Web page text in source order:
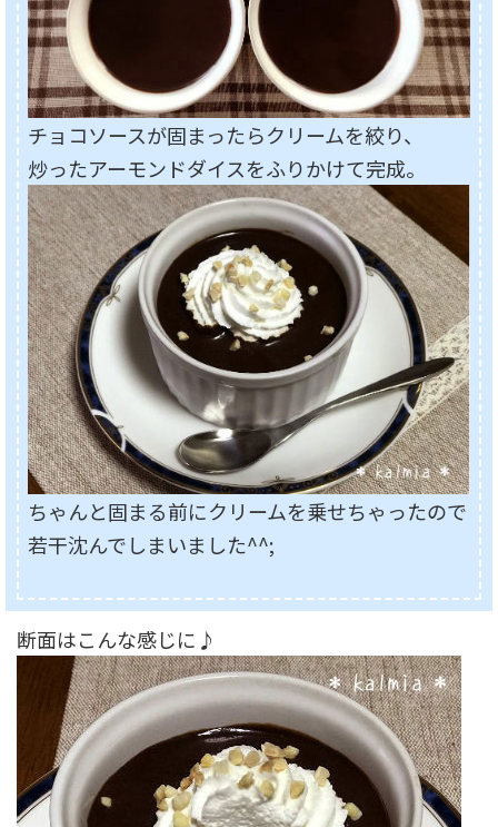
チョコソースが固まったらクリームを絞り、
炒ったアーモンドダイスをふりかけて完成。
ちゃんと固まる前にクリームを乗せちゃったので
若干沈んでしまいました^^;
断面はこんな感じに♪